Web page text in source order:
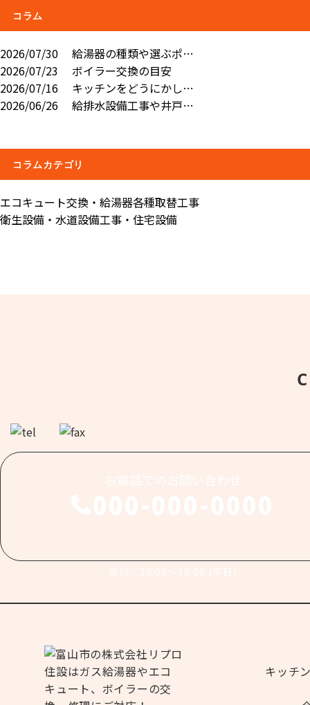
コラム
2026/07/30
給湯器の種類や選ぶポ…
2026/07/23
ボイラー交換の目安
2026/07/16
キッチンをどうにかし…
2026/06/26
給排水設備工事や井戸…
コラムカテゴリ
エコキュート交換・給湯器各種取替工事
衛生設備・水道設備工事・住宅設備
キッチ